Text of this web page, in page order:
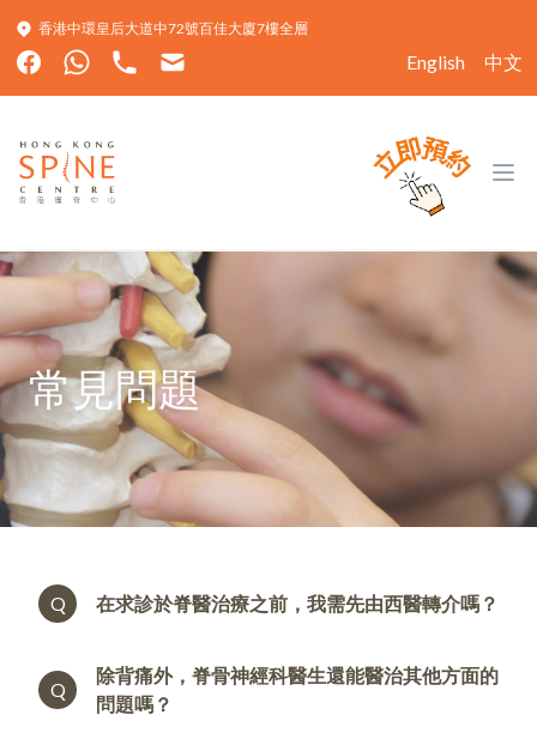
香港中環皇后大道中72號百佳大廈7樓全層
English 中文
Hong Kong Spine Centre
常見問題
Q 在求診於脊醫治療之前，我需先由西醫轉介嗎？
Q
除背痛外，脊骨神經科醫生還能醫治其他方面的
問題嗎？